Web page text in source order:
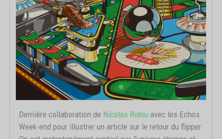
Dernière collaboration de Nicolas Ridou avec les Echos
Week-end pour illustrer un article sur le retour du flipper.